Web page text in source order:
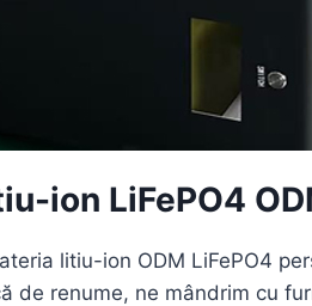
ion LiFePO4
litiu-ion ODM LiFePO4
de renume, ne mândrim cu